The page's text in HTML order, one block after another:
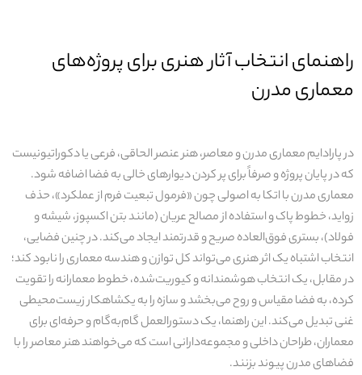
راهنمای انتخاب آثار هنری برای پروژه‌های
معماری مدرن
درپارادایممعماریمدرن و معاصر، هنر عنصر الحاقی،فرعییادکوراتیونیست
که در پایانپروژه و صرفاً برایپر کردن دیوارهایخالیبه فضا اضافه شود.
معماریمدرن با اتکا به اصولیچون «فرمول تبعیتفرم از عملکرد»، حذف
زواید،خطوط پاک و استفاده از مصالح عریان(مانند بتن اکسپوز، شیشهو
فولاد)، بستریفوق‌العاده صریحو قدرتمند ایجادمی‌کند. در چنینفضایی،
انتخاب اشتباهیکاثر هنریمی‌تواندکل توازن و هندسه معماریرا نابود کند؛
در مقابل،یکانتخاب هوشمندانه و کیوریت‌شده،خطوط معمارانه را تقویت
کرده، به فضا مقیاسوروح می‌بخشدو سازه را بهیکشاهکار زیست‌محیطی
غنیتبدیلمی‌کند. اینراهنما،یکدستورالعمل گام‌به‌گام و حرفه‌ایبرای
معماران، طراحان داخلیو مجموعه‌دارانیاست که می‌خواهندهنر معاصر را با
فضاهایمدرن پیوندبزنند.